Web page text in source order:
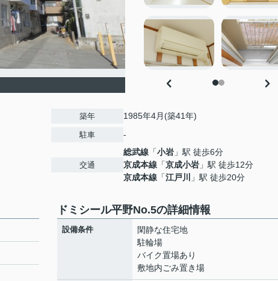
築年 1985年4月(築41年)
駐車 -
交通
総武線 「小岩 」駅 徒歩6分
京成本線 「京成小岩 」駅 徒歩12分
京成本線 「江戸川 」駅 徒歩20分
ドミシール平野No.5の詳細情報
設備条件
閑静な住宅地
駐輪場
バイク置場あり
敷地内ごみ置き場